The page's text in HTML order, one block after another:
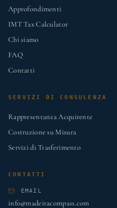
Approfondimenti
IMT Tax Calculator
Chi siamo
FAQ
Contatti
SERVIZI DI CONSULENZA
Rappresentanza Acquirente
Costruzione su Misura
Servizi di Trasferimento
CONTATTI
EMAIL
info@madeiracompass.com